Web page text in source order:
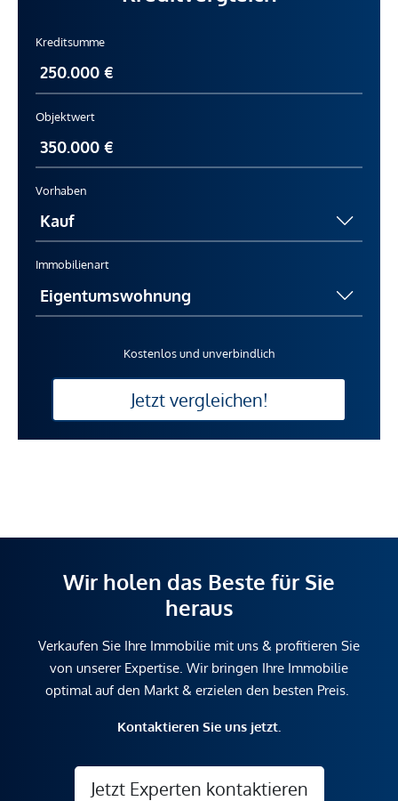
Kreditsumme
Objektwert
Vorhaben
Immobilienart
Kostenlos und unverbindlich
Jetzt vergleichen!
Wir holen das Beste für Sie
heraus
Verkaufen Sie Ihre Immobilie mit uns & profitieren Sie
von unserer Expertise. Wir bringen Ihre Immobilie
optimal auf den Markt & erzielen den besten Preis.
Kontaktieren Sie uns jetzt.
Jetzt Experten kontaktieren